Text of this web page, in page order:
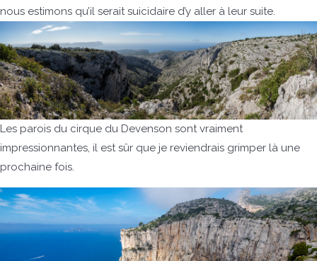
nous estimons qu’il serait suicidaire d’y aller à leur suite.
Les parois du cirque du Devenson sont vraiment
impressionnantes, il est sûr que je reviendrais grimper là une
prochaine fois.